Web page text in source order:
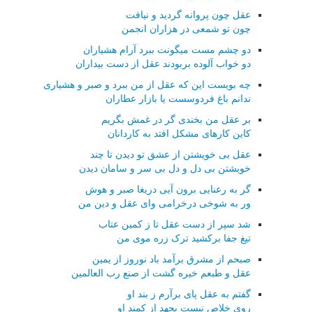
عقل چون پروانه گردید و نیافت
چون تو شمعی در هزاران انجمن
دو چشم مست میگونت ببرد آرام هشیاران
دو خواب آلوده بربودند عقل از دست بیداران
چه بویست این که عقل از من ببرد و صبر و هشیاری
ندانم باغ فردوسست یا بازار عطاران
بر عقل من بخندی گر در غمش بگریم
کاین کارهای مشکل افتد به کاردانان
عقل بی خویشتن از عشق تو دیدن تا چند
خویشتن بی دل و دل بی سر و سامان دیدن
گر به رعنایی برون آیی دریغا صبر و هوش
ور به شوخی درخرامی وای عقل و دین من
شد سپر از دست عقل تا ز کمین عتاب
تیغ جفا برکشید ترک زره موی من
صبحم از مشرق برآمد باد نوروز از یمین
عقل و طبعم خیره گشت از صنع رب العالمین
گفتم به عقل پای برآرم ز بند او
روی خلاص نیست بجهد از کمند او